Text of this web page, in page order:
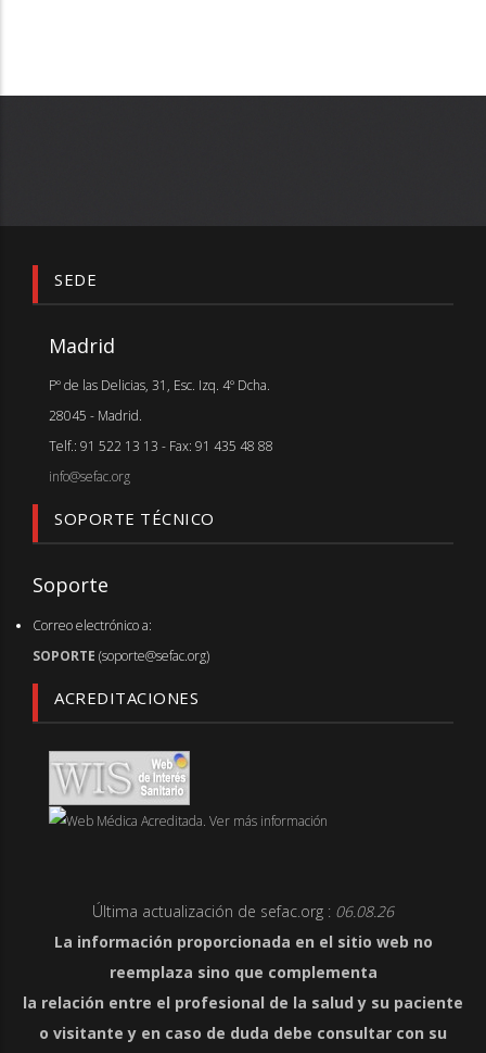
SEDE
Madrid
Pº de las Delicias, 31, Esc. Izq. 4º Dcha.
28045 - Madrid.
Telf.: 91 522 13 13 - Fax: 91 435 48 88
info@sefac.org
SOPORTE TÉCNICO
Soporte
Correo electrónico a:
SOPORTE (soporte@sefac.org)
ACREDITACIONES
Última actualización de sefac.org : 06.08.26
La información proporcionada en el sitio web no
reemplaza sino que complementa
la relación entre el profesional de la salud y su paciente
o visitante y en caso de duda debe consultar con su